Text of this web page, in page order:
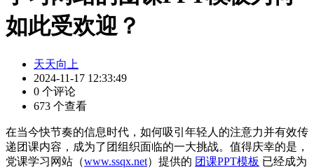
如此受欢迎？
天天向上
2024-11-17 12:33:49
0 个评论
673 个查看
在当今快节奏的信息时代，如何吸引年轻人的注意力并有效传
递团课内容，成为了团组织面临的一大挑战。值得庆幸的是，
党课学习网站（www.ssqx.net）提供的 团课PPT模板 已经成为